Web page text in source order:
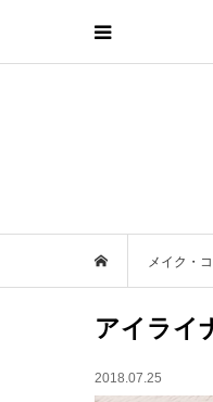
メイク・
アイライ
2018.07.25